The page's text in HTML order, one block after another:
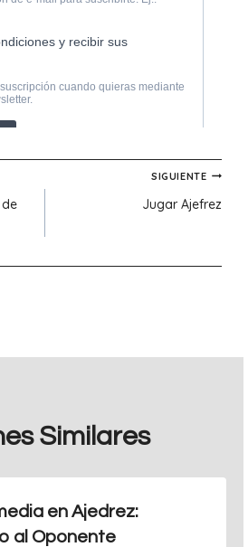
SIGUIENTE
Jugar Ajefrez
Similares
en Ajedrez:
al Oponente